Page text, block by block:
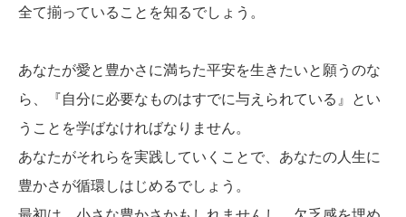
全て揃っていることを知るでしょう。
あなたが愛と豊かさに満ちた平安を生きたいと願うのな
ら、『自分に必要なものはすでに与えられている』とい
うことを学ばなければなりません。
あなたがそれらを実践していくことで、あなたの人生に
豊かさが循環しはじめるでしょう。